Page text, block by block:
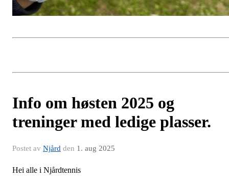
Info om høsten 2025 og
treninger med ledige plasser.
Postet av Njård den 1. aug 2025
Hei alle i Njårdtennis